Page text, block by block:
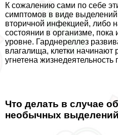
К сожалению сами по себе
симптомов в виде
вторичной инфекцией, либо
состоянии в организме,
уровне. Гарднереллез
влагалища, клетки начинают
угнетена жизнедеятельность
Что делать в случае
необычных